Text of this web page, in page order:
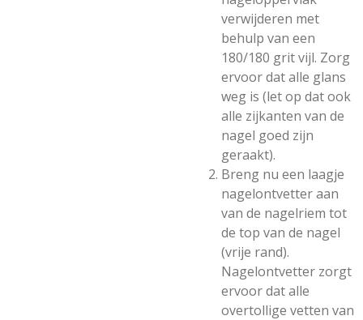
verwijderen met
behulp van een
180/180 grit vijl. Zorg
ervoor dat alle glans
weg is (let op dat ook
alle zijkanten van de
nagel goed zijn
geraakt).
Breng nu een laagje
nagelontvetter aan
van de nagelriem tot
de top van de nagel
(vrije rand).
Nagelontvetter zorgt
ervoor dat alle
overtollige vetten van